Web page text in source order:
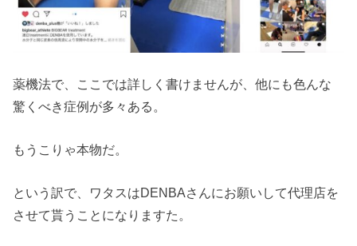
薬機法で、ここでは詳しく書けませんが、他にも色んな
驚くべき症例が多々ある。
もうこりゃ本物だ。
という訳で、ワタスはDENBAさんにお願いして代理店を
させて貰うことになりますた。